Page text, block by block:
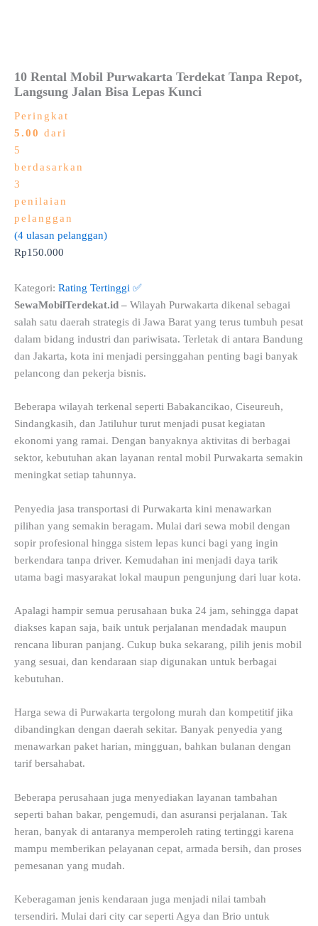
10 Rental Mobil Purwakarta Terdekat Tanpa Repot,
Langsung Jalan Bisa Lepas Kunci
Peringkat
5.00 dari
5
berdasarkan
3
penilaian
pelanggan
(4 ulasan pelanggan)
Rp150.000
Kategori: Rating Tertinggi ✅
SewaMobilTerdekat.id – Wilayah Purwakarta dikenal sebagai
salah satu daerah strategis di Jawa Barat yang terus tumbuh pesat
dalam bidang industri dan pariwisata. Terletak di antara Bandung
dan Jakarta, kota ini menjadi persinggahan penting bagi banyak
pelancong dan pekerja bisnis.
Beberapa wilayah terkenal seperti Babakancikao, Ciseureuh,
Sindangkasih, dan Jatiluhur turut menjadi pusat kegiatan
ekonomi yang ramai. Dengan banyaknya aktivitas di berbagai
sektor, kebutuhan akan layanan rental mobil Purwakarta semakin
meningkat setiap tahunnya.
Penyedia jasa transportasi di Purwakarta kini menawarkan
pilihan yang semakin beragam. Mulai dari sewa mobil dengan
sopir profesional hingga sistem lepas kunci bagi yang ingin
berkendara tanpa driver. Kemudahan ini menjadi daya tarik
utama bagi masyarakat lokal maupun pengunjung dari luar kota.
Apalagi hampir semua perusahaan buka 24 jam, sehingga dapat
diakses kapan saja, baik untuk perjalanan mendadak maupun
rencana liburan panjang. Cukup buka sekarang, pilih jenis mobil
yang sesuai, dan kendaraan siap digunakan untuk berbagai
kebutuhan.
Harga sewa di Purwakarta tergolong murah dan kompetitif jika
dibandingkan dengan daerah sekitar. Banyak penyedia yang
menawarkan paket harian, mingguan, bahkan bulanan dengan
tarif bersahabat.
Beberapa perusahaan juga menyediakan layanan tambahan
seperti bahan bakar, pengemudi, dan asuransi perjalanan. Tak
heran, banyak di antaranya memperoleh rating tertinggi karena
mampu memberikan pelayanan cepat, armada bersih, dan proses
pemesanan yang mudah.
Keberagaman jenis kendaraan juga menjadi nilai tambah
tersendiri. Mulai dari city car seperti Agya dan Brio untuk